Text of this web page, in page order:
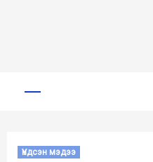
Primary
Үндсэн мэдээ